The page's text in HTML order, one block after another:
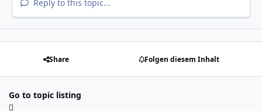
Reply to this topic...
Share Folgen diesem Inhalt
Go to topic listing